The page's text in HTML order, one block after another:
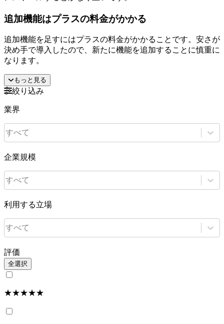
追加機能はプラスの料金がかかる
追加機能を足すにはプラスの料金がかかることです。安さが
決め手で導入したので、新たに機能を追加することに慎重に
なります。
もっと見る
絞り込み
業界
すべて
企業規模
すべて
利用する立場
すべて
評価
全選択
★★★★★